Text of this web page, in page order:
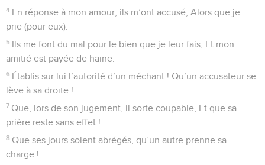
4 En réponse à mon amour, ils m’ont accusé, Alors que je
prie (pour eux).
5 Ils me font du mal pour le bien que je leur fais, Et mon
amitié est payée de haine.
6 Établis sur lui l’autorité d’un méchant ! Qu’un accusateur se
lève à sa droite !
7 Que, lors de son jugement, il sorte coupable, Et que sa
prière reste sans effet !
8 Que ses jours soient abrégés, qu’un autre prenne sa
charge !